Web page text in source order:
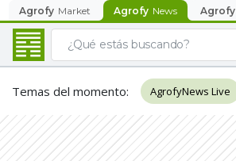
Agrofy Market Agrofy News Agrofy
Temas del momento: AgrofyNews Live